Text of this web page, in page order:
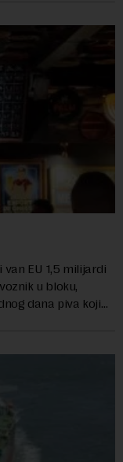
van EU 1,5 milijardi
u bloku,
dana piva koji